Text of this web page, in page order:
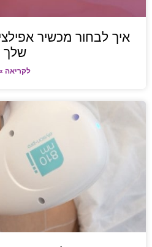
איך לבחור מכשיר
שלך
לקריאה